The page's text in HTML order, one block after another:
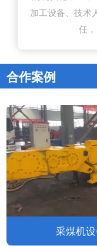
加工设备、技术
任
合作案例
采煤机